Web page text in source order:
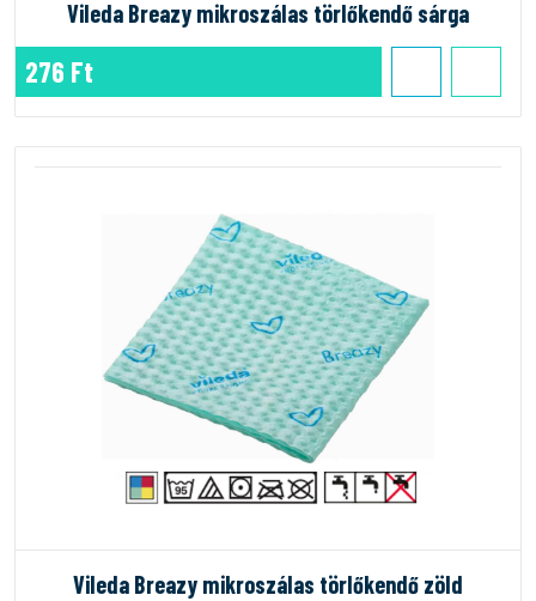
Vileda Breazy mikroszálas törlőkendő sárga
276 Ft
Vileda Breazy mikroszálas törlőkendő zöld